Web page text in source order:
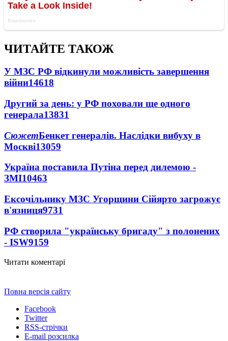
ЧИТАЙТЕ ТАКОЖ
У МЗС РФ відкинули можливість завершення
війни14618
Другий за день: у РФ поховали ще одного
генерала13831
СюжетБенкет генералів. Наслідки вибуху в
Москві13059
Україна поставила Путіна перед дилемою -
ЗМІ10463
Ексочільнику МЗС Угорщини Сійярто загрожує
в'язниця9731
РФ створила "українську бригаду" з полонених
- ISW9159
Читати коментарі
Повна версія сайту
Facebook
Twitter
RSS-стрічки
E-mail розсилка